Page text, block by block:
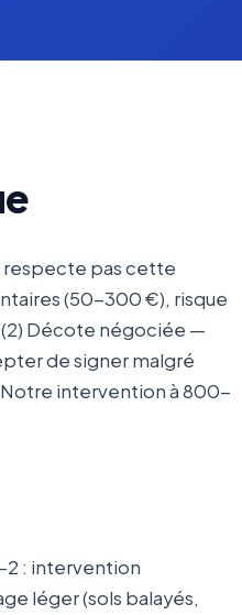
respecte pas cette
(50-300 €), risque
Décote négociée —
de signer malgré
intervention à 800-
2 : intervention
léger (sols balayés,